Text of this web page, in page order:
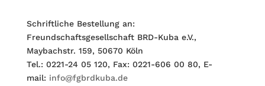
Schriftliche Bestellung an:
Freundschaftsgesellschaft BRD-Kuba e.V.,
Maybachstr. 159, 50670 Köln
Tel.: 0221-24 05 120, Fax: 0221-606 00 80, E-
mail: info@fgbrdkuba.de